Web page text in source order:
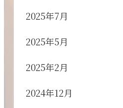
2025年7月
2025年5月
2025年2月
2024年12月